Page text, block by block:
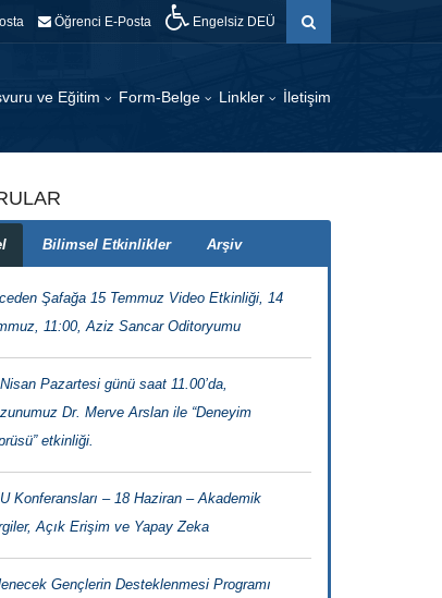
Öğrenci E-Posta Engelsiz DEÜ
ve Eğitim Form-Belge Linkler İletişim
Bilimsel Etkinlikler Arşiv
Şafağa 15 Temmuz Video Etkinliği, 14
11:00, Aziz Sancar Oditoryumu
Pazartesi günü saat 11.00’da,
Dr. Merve Arslan ile “Deneyim
etkinliği.
Konferansları – 18 Haziran – Akademik
Açık Erişim ve Yapay Zeka
Gençlerin Desteklenmesi Programı